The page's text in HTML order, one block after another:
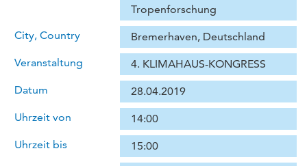
Tropenforschung
City, Country
Bremerhaven, Deutschland
Veranstaltung
4. KLIMAHAUS-KONGRESS
Datum
28.04.2019
Uhrzeit von
14:00
Uhrzeit bis
15:00